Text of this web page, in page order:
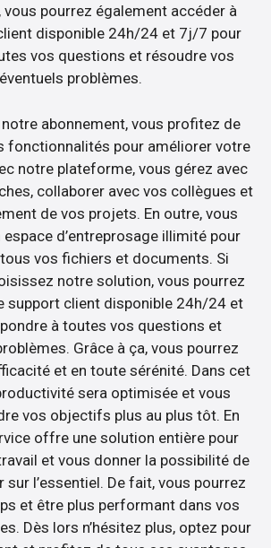
pourrez également accéder à
disponible 24h/24 et 7j/7 pour
vos questions et résoudre vos
éventuels problèmes.
abonnement, vous profitez de
fonctionnalités pour améliorer votre
notre plateforme, vous gérez avec
collaborer avec vos collègues et
de vos projets. En outre, vous
espace d’entreprosage illimité pour
vos fichiers et documents. Si
notre solution, vous pourrez
support client disponible 24h/24 et
à toutes vos questions et
Grâce à ça, vous pourrez
et en toute sérénité. Dans cet
sera optimisée et vous
vos objectifs plus au plus tôt. En
offre une solution entière pour
et vous donner la possibilité de
l’essentiel. De fait, vous pourrez
et être plus performant dans vos
Dès lors n’hésitez plus, optez pour